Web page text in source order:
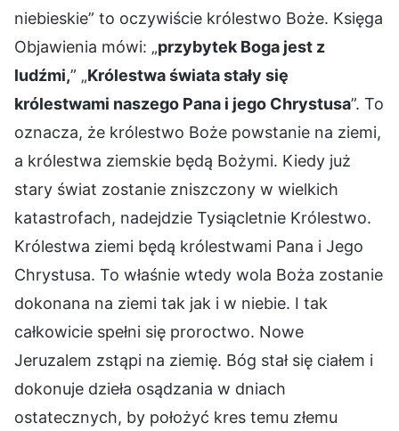
niebieskie” to oczywiście królestwo Boże. Księga
Objawienia mówi: „przybytek Boga jest z
ludźmi,” „Królestwa świata stały się
królestwami naszego Pana i jego Chrystusa”. To
oznacza, że królestwo Boże powstanie na ziemi,
a królestwa ziemskie będą Bożymi. Kiedy już
stary świat zostanie zniszczony w wielkich
katastrofach, nadejdzie Tysiącletnie Królestwo.
Królestwa ziemi będą królestwami Pana i Jego
Chrystusa. To właśnie wtedy wola Boża zostanie
dokonana na ziemi tak jak i w niebie. I tak
całkowicie spełni się proroctwo. Nowe
Jeruzalem zstąpi na ziemię. Bóg stał się ciałem i
dokonuje dzieła osądzania w dniach
ostatecznych, by położyć kres temu złemu